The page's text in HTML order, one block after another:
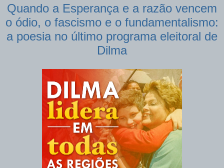
Quando a Esperança e a razão vencem
o ódio, o fascismo e o fundamentalismo:
a poesia no último programa eleitoral de
Dilma